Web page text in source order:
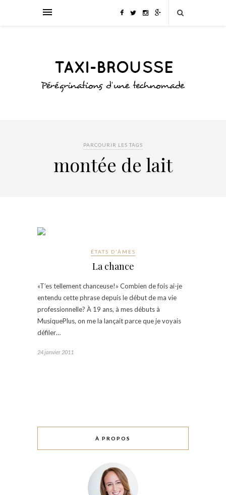
PARCOURIR LES TAGS
montée de lait
ÉTATS D'ÂMES
La chance
«T’es tellement chanceuse!» Combien de fois ai-je
entendu cette phrase depuis le début de ma vie
professionnelle? À 19 ans, à mes débuts à
MusiquePlus, on me la lançait parce que je voyais
défiler…
24 janvier 2011
À PROPOS